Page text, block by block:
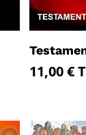
11,00€